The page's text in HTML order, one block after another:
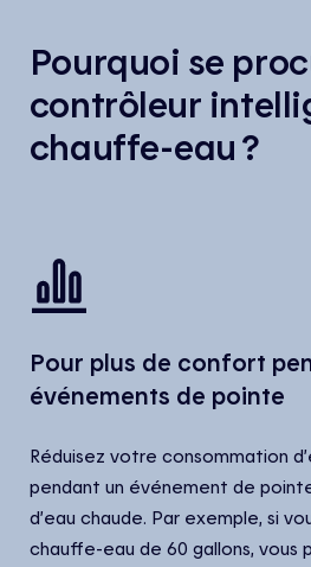
Pourquoi se
contrôleur
chauffe-eau ?
Pour plus de confort
événements de pointe
Réduisez votre consommation
pendant un événement de
d’eau chaude. Par exemple, si
chauffe-eau de 60 gallons, vous